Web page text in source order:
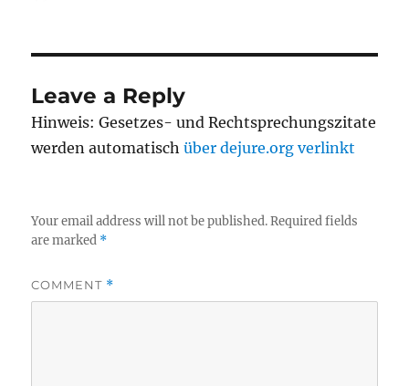
Leave a Reply
Hinweis: Gesetzes- und Rechtsprechungszitate
werden automatischüber dejure.org verlinkt
Your email address will not be published. Required fields
are marked *
COMMENT *